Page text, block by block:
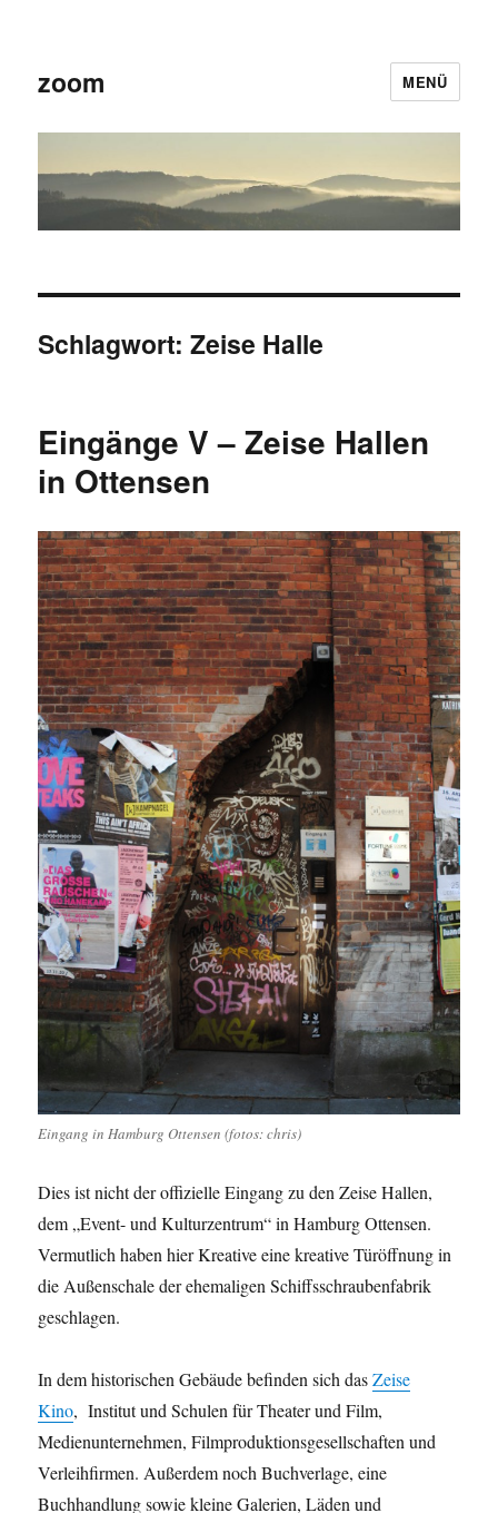
zoom MENÜ
Schlagwort:Zeise Halle
Eingänge V – Zeise Hallen
in Ottensen
Eingang in Hamburg Ottensen (fotos: chris)
Dies ist nicht der offizielle Eingang zu den Zeise Hallen,
dem „Event- und Kulturzentrum“ in Hamburg Ottensen.
Vermutlich haben hier Kreative eine kreative Türöffnung in
die Außenschale der ehemaligen Schiffsschraubenfabrik
geschlagen.
In dem historischen Gebäude befinden sich dasZeise
Kino, Institut und Schulen für Theater und Film,
Medienunternehmen, Filmproduktionsgesellschaften und
Verleihfirmen. Außerdem noch Buchverlage, eine
Buchhandlung sowie kleine Galerien, Läden und